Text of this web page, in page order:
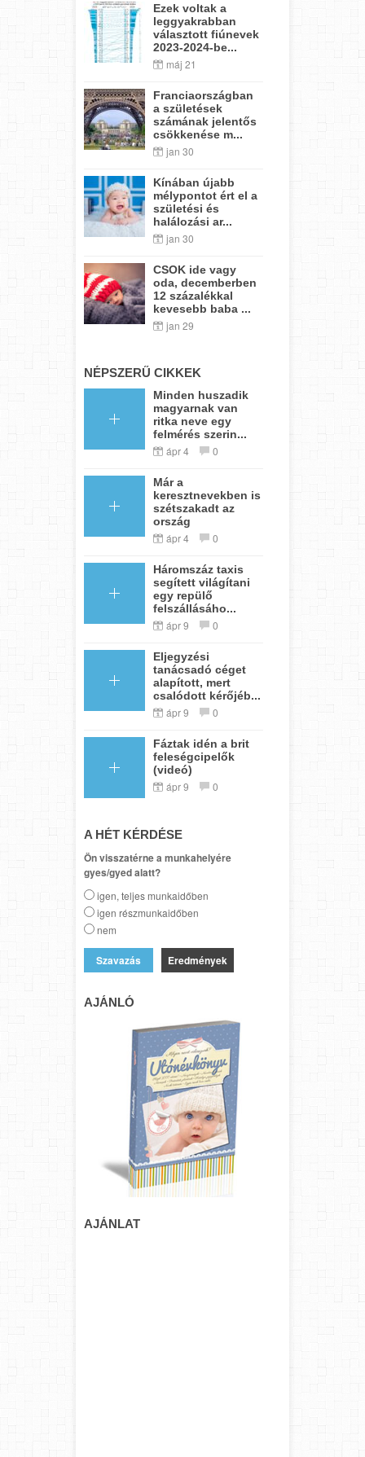
Ezek voltak a
leggyakrabban
választott fiúnevek
2023-2024-be...
máj 21
Franciaországban
a születések
számának jelentős
csökkenése m...
jan 30
Kínában újabb
mélypontot ért el a
születési és
halálozási ar...
jan 30
CSOK ide vagy
oda, decemberben
12 százalékkal
kevesebb baba ...
jan 29
NÉPSZERŰ CIKKEK
Minden huszadik
magyarnak van
ritka neve egy
felmérés szerin...
ápr 4 0
Már a
keresztnevekben is
szétszakadt az
ország
ápr 4 0
Háromszáz taxis
segített világítani
egy repülő
felszállásáho...
ápr 9 0
Eljegyzési
tanácsadó céget
alapított, mert
csalódott kérőjéb...
ápr 9 0
Fáztak idén a brit
feleségcipelők
(videó)
ápr 9 0
A HÉT KÉRDÉSE
Ön visszatérne a munkahelyére
gyes/gyed alatt?
igen, teljes munkaidőben
igen részmunkaidőben
nem
Eredmények
AJÁNLÓ
AJÁNLAT